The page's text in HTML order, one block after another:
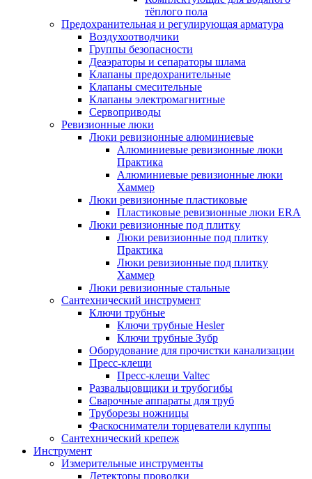
тёплого пола
Предохранительная и регулирующая арматура
Воздухоотводчики
Группы безопасности
Деаэраторы и сепараторы шлама
Клапаны предохранительные
Клапаны смесительные
Клапаны электромагнитные
Сервоприводы
Ревизионные люки
Люки ревизионные алюминиевые
Алюминиевые ревизионные люки
Практика
Алюминиевые ревизионные люки
Хаммер
Люки ревизионные пластиковые
Пластиковые ревизионные люки ERA
Люки ревизионные под плитку
Люки ревизионные под плитку
Практика
Люки ревизионные под плитку
Хаммер
Люки ревизионные стальные
Сантехнический инструмент
Ключи трубные
Ключи трубные Hesler
Ключи трубные Зубр
Оборудование для прочистки канализации
Пресс-клещи
Пресс-клещи Valtec
Развальцовщики и трубогибы
Сварочные аппараты для труб
Труборезы ножницы
Фаскосниматели торцеватели клуппы
Сантехнический крепеж
Инструмент
Измерительные инструменты
Детекторы проводки